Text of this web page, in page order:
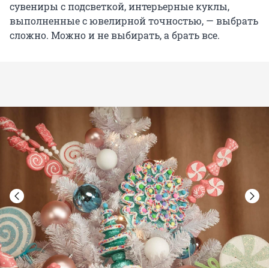
сувениры с подсветкой, интерьерные куклы,
выполненные с ювелирной точностью, — выбрать
сложно. Можно и не выбирать, а брать все.